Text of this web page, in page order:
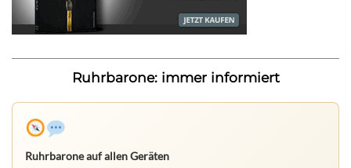
Ruhrbarone: immer informiert
Ruhrbarone auf allen Geräten